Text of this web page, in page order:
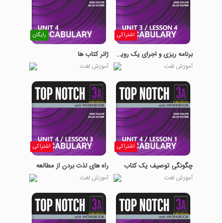
اشتراکی
برنامه ریزی و اجرای یک رویداد
آموزش لغت
رایگان
ژانر کتاب ها
آموزش لغت
اشتراکی
چگونگی توصیف یک کتاب
آموزش لغت
اشتراکی
راه های لذت بردن از مطالعه
آموزش لغت